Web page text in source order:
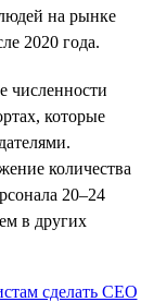
на рынке
2020 года.
численности
которые
количества
20–24
в других